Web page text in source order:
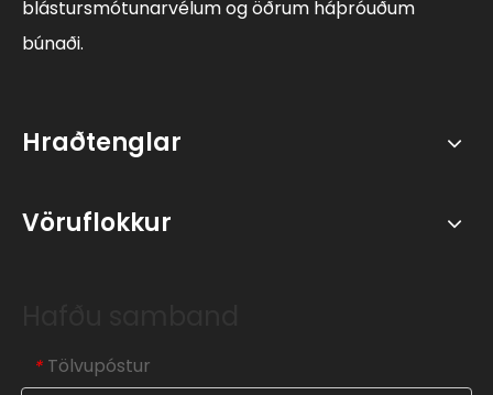
blástursmótunarvélum og öðrum háþróuðum
búnaði.
Hraðtenglar
Vöruflokkur
* Tölvupóstur